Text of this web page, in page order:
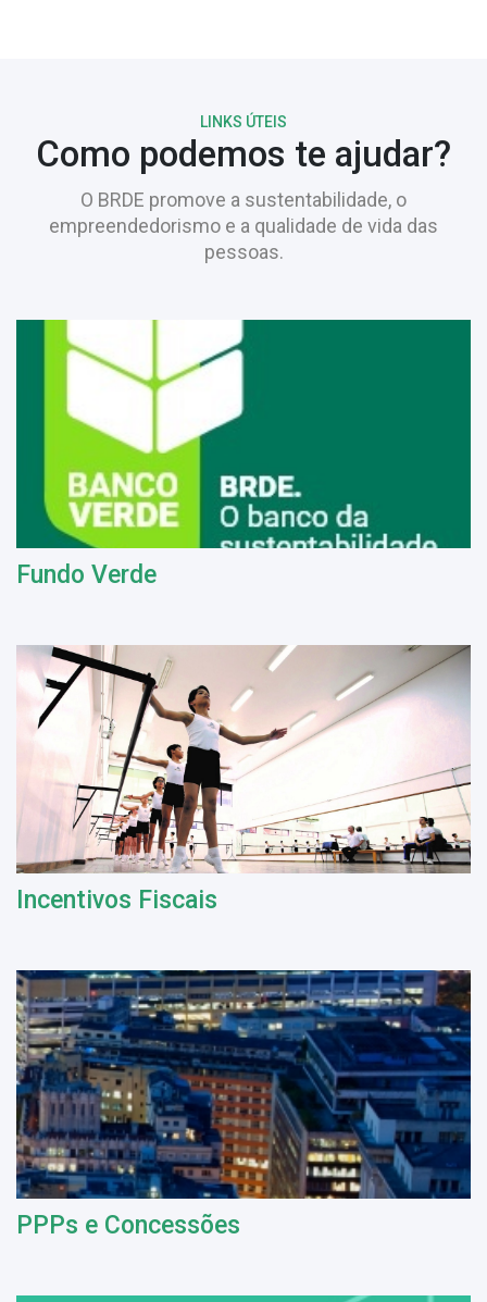
LINKS ÚTEIS
Como podemos te ajudar?
O BRDE promove a sustentabilidade, o
empreendedorismo e a qualidade de vida das
pessoas.
Fundo Verde
Incentivos Fiscais
PPPs e Concessões